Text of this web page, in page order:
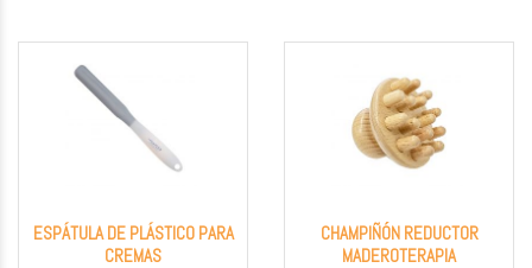
ESPÁTULA DE PLÁSTICO PARA
CREMAS
CHAMPIÑÓN REDUCTOR
MADEROTERAPIA